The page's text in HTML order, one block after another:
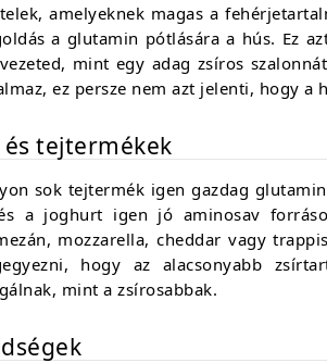
amelyeknek magas a
a glutamin pótlására a hús. Ez
mint egy adag zsíros
ez persze nem azt jelenti, hogy a
és tejtermékek
sok tejtermék igen gazdag
a joghurt igen jó aminosav
mozzarella, cheddar vagy
hogy az alacsonyabb
mint a zsírosabbak.